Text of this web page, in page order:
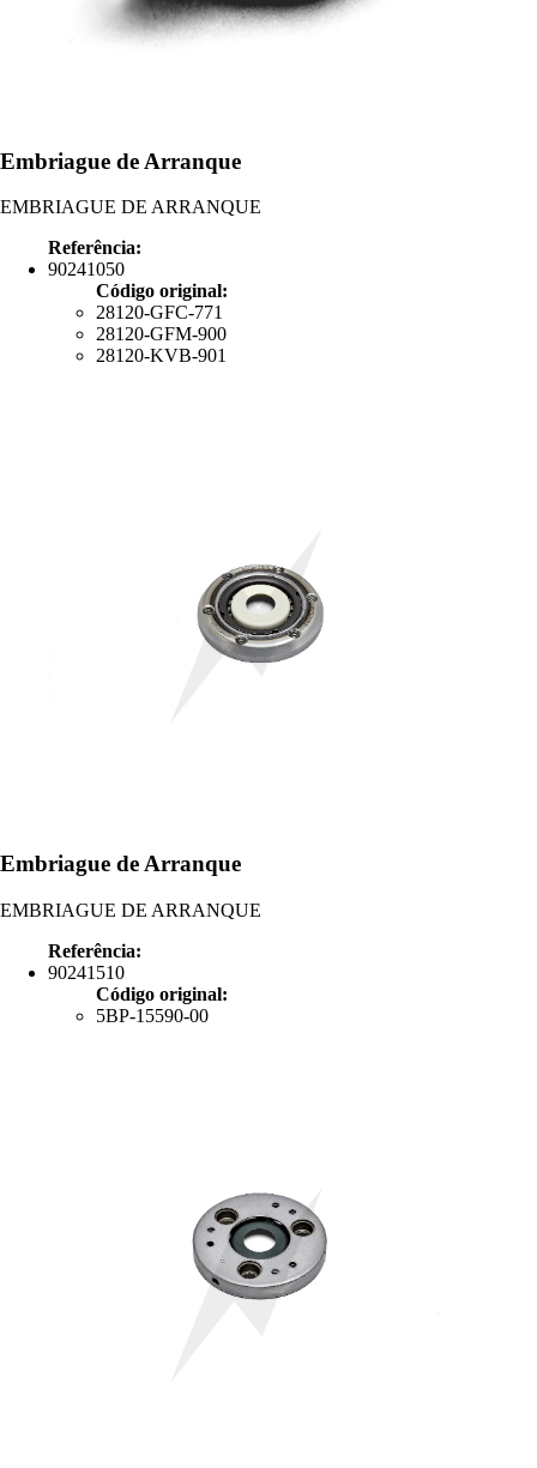
Embriague de Arranque
EMBRIAGUE DE ARRANQUE
Referência:
90241050
Código original:
28120-GFC-771
28120-GFM-900
28120-KVB-901
Embriague de Arranque
EMBRIAGUE DE ARRANQUE
Referência:
90241510
Código original:
5BP-15590-00